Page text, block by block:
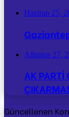
Haziran 25,
Ağustos 27,
AK PARTİ
Güncellenen